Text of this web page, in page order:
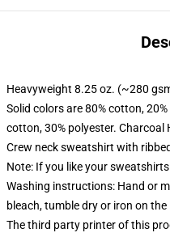
Heavyweight 8.25 oz. (~280
Solid colors are 80% cotton,
cotton, 30% polyester. Charcoal
Crew neck sweatshirt with
Note: If you like your
Washing instructions: Hand or
bleach, tumble dry or iron on the
The third party printer of this